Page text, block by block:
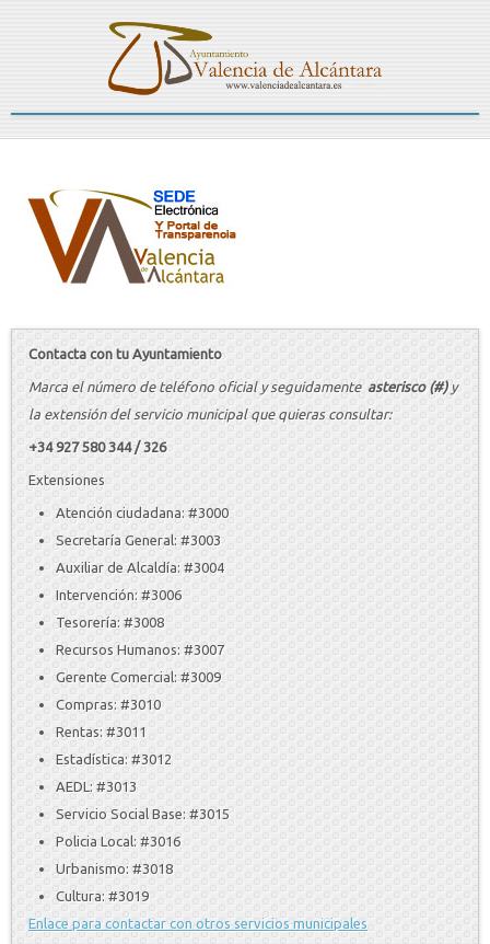
Contacta con tu Ayuntamiento
Marca el número de teléfono oficial y seguidamenteasterisco (#)y
la extensión del servicio municipal que quieras consultar:
+34 927 580 344 / 326
Extensiones
Atención ciudadana: #3000
Secretaría General: #3003
Auxiliar de Alcaldía: #3004
Intervención: #3006
Tesorería: #3008
Recursos Humanos: #3007
Gerente Comercial: #3009
Compras: #3010
Rentas: #3011
Estadística: #3012
AEDL: #3013
Servicio Social Base: #3015
Policia Local: #3016
Urbanismo: #3018
Cultura: #3019
Enlace para contactar con otros servicios municipales